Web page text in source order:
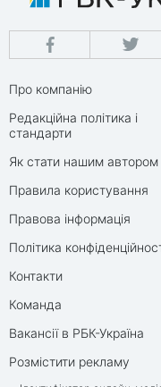
Про компанію
Редакційна політика і
стандарти
Як стати нашим автором
Правила користування
Правова інформація
Політика
Контакти
Команда
Вакансії в РБК-Україна
Розмістити рекламу